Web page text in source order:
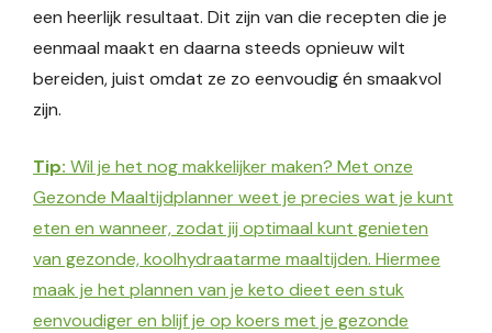
een heerlijk resultaat. Dit zijn van die recepten die je
eenmaal maakt en daarna steeds opnieuw wilt
bereiden, juist omdat ze zo eenvoudig én smaakvol
zijn.
Tip: Wil je het nog makkelijker maken? Met onze
Gezonde Maaltijdplanner weet je precies wat je kunt
eten en wanneer, zodat jij optimaal kunt genieten
van gezonde, koolhydraatarme maaltijden. Hiermee
maak je het plannen van je keto dieet een stuk
eenvoudiger en blijf je op koers met je gezonde